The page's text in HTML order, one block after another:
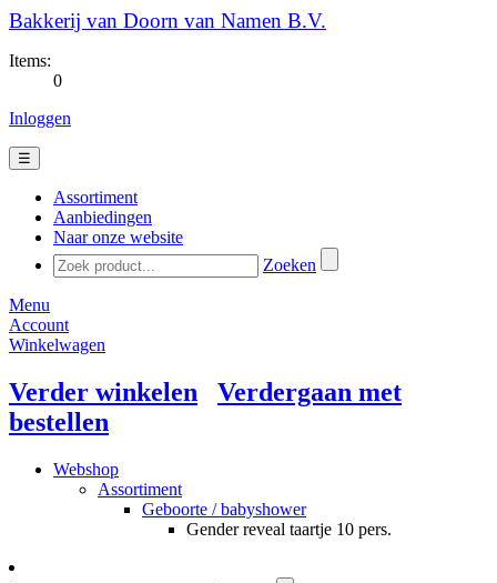
Bakkerij van Doorn van Namen B.V.
Items:
0
Inloggen
☰
Assortiment
Aanbiedingen
Naar onze website
Zoeken
Menu
Account
Winkelwagen
Verder winkelen
Verdergaan met
bestellen
Webshop
Assortiment
Geboorte / babyshower
Gender reveal taartje 10 pers.